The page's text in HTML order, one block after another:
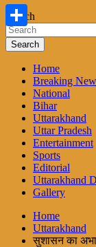
Search
Search
Home
Breaking
National
Bihar
Uttarakhand
Uttar Pradesh
Entertainment
Sports
Editorial
Uttarakhand
Gallery
Home
Uttarakhand
सुशासन का
X
Share